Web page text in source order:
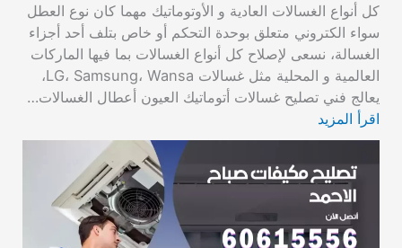
كل أنواع الغسالات العادية و الأوتوماتيك مهما كان نوع العطل
سواء الكتروني متعلق بوحدة التحكم أو خاص بتلف أحد أجزاء
الغسالة، نسعى لإصلاح كل أنواع الغسالات بما فيها الماركات
العالمية و المحلية مثل غسالات LG، Samsung، Wansa،
يعالج فني تصليح غسالات أتوماتيك العيون أعطال الغسالات…
اقرأ المزيد